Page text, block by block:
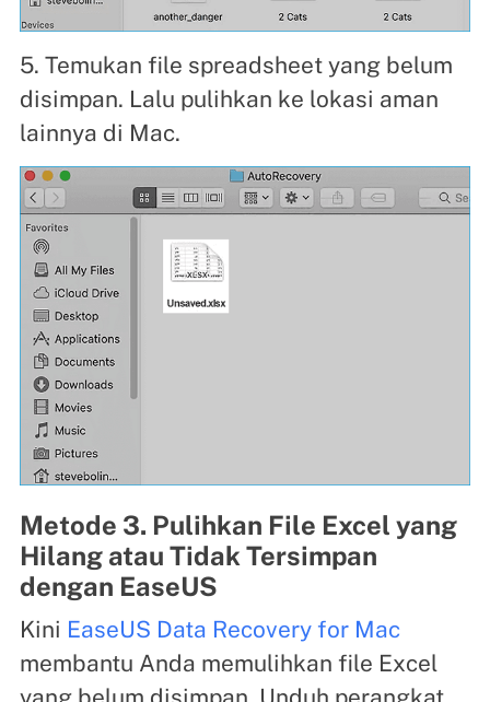
5. Temukan file spreadsheet yang belum
disimpan. Lalu pulihkan ke lokasi aman
lainnya di Mac.
Metode 3. Pulihkan File Excel yang
Hilang atau Tidak Tersimpan
dengan EaseUS
Kini EaseUS Data Recovery for Mac
membantu Anda memulihkan file Excel